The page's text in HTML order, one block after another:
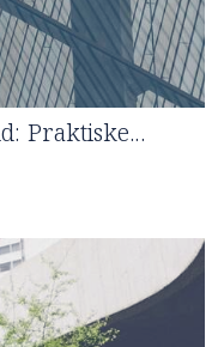
Praktiske...